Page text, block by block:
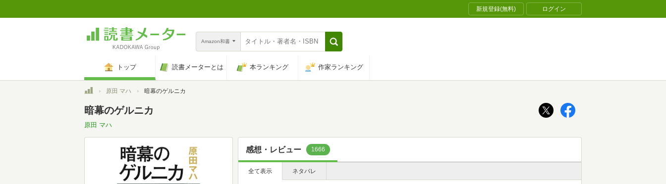
新規登録(無料) ログイン
Amazon和書
トップ 読書メーターとは 本ランキング 作家ランキング
トップ原田 マハ 暗幕のゲルニカ
暗幕のゲルニカ
原田 マハ
感想・レビュー 1666
全て表示 ネタバレ